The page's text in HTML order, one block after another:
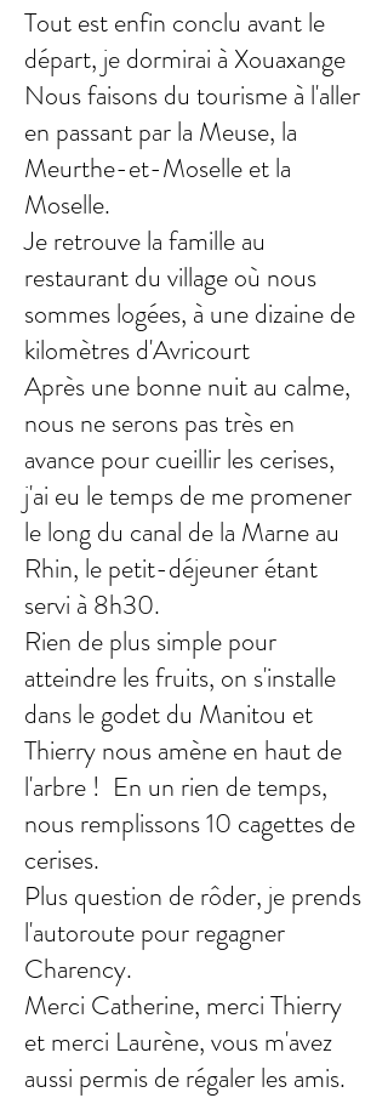
Tout est enfin conclu avant le
départ, je dormirai à Xouaxange
Nous faisons du tourisme à l'aller
en passant par la Meuse, la
Meurthe-et-Moselle et la
Moselle.
Je retrouve la famille au
restaurant du village où nous
sommes logées, à une dizaine de
kilomètres d'Avricourt
Après une bonne nuit au calme,
nous ne serons pas très en
avance pour cueillir les cerises,
j'ai eu le temps de me promener
le long du canal de la Marne au
Rhin, le petit-déjeuner étant
servi à 8h30.
Rien de plus simple pour
atteindre les fruits, on s'installe
dans le godet du Manitou et
Thierry nous amène en haut de
l'arbre ! En un rien de temps,
nous remplissons 10 cagettes de
cerises.
Plus question de rôder, je prends
l'autoroute pour regagner
Charency.
Merci Catherine, merci Thierry
et merci Laurène, vous m'avez
aussi permis de régaler les amis.